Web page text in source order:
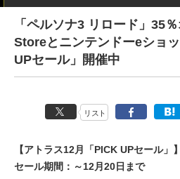
「ペルソナ3 リロード」35
Storeとニンテンドーeショ
UPセール」開催中
リスト
【アトラス12月「PICK UPセール」】
セール期間：～12月20日まで